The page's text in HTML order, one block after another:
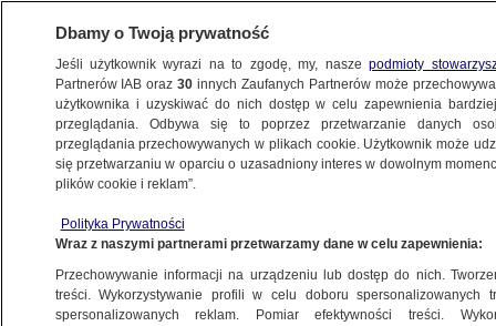
POLSKA
cały wymiar sprawiedliwości"
15.02.2020, 19:51
Dbamy o Twoją prywatność
Jeśli użytkownik wyrazi na to zgodę, my, naszepodmioty
Partnerów IAB oraz30 innych Zaufanych Partnerów może
użytkownika i uzyskiwać do nich dostęp w celu zapewnienia
przeglądania. Odbywa się to poprzez przetwarzanie danych
przeglądania przechowywanych w plikach cookie. Użytkownik może
się przetwarzaniu w oparciu o uzasadniony interes w dowolnym
plików cookie i reklam”.
Polityka Prywatności
Wraz z naszymi partnerami przetwarzamy dane w celu zapewnienia:
Przechowywanie informacji na urządzeniu lub dostęp do nich.
treści. Wykorzystywanie profili w celu doboru spersonalizowanych
spersonalizowanych reklam. Pomiar efektywności treści.